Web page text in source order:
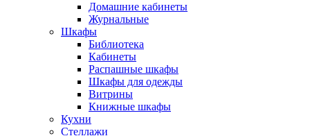
Домашние кабинеты
Журнальные
Шкафы
Библиотека
Кабинеты
Распашные шкафы
Шкафы для одежды
Витрины
Книжные шкафы
Кухни
Стеллажи